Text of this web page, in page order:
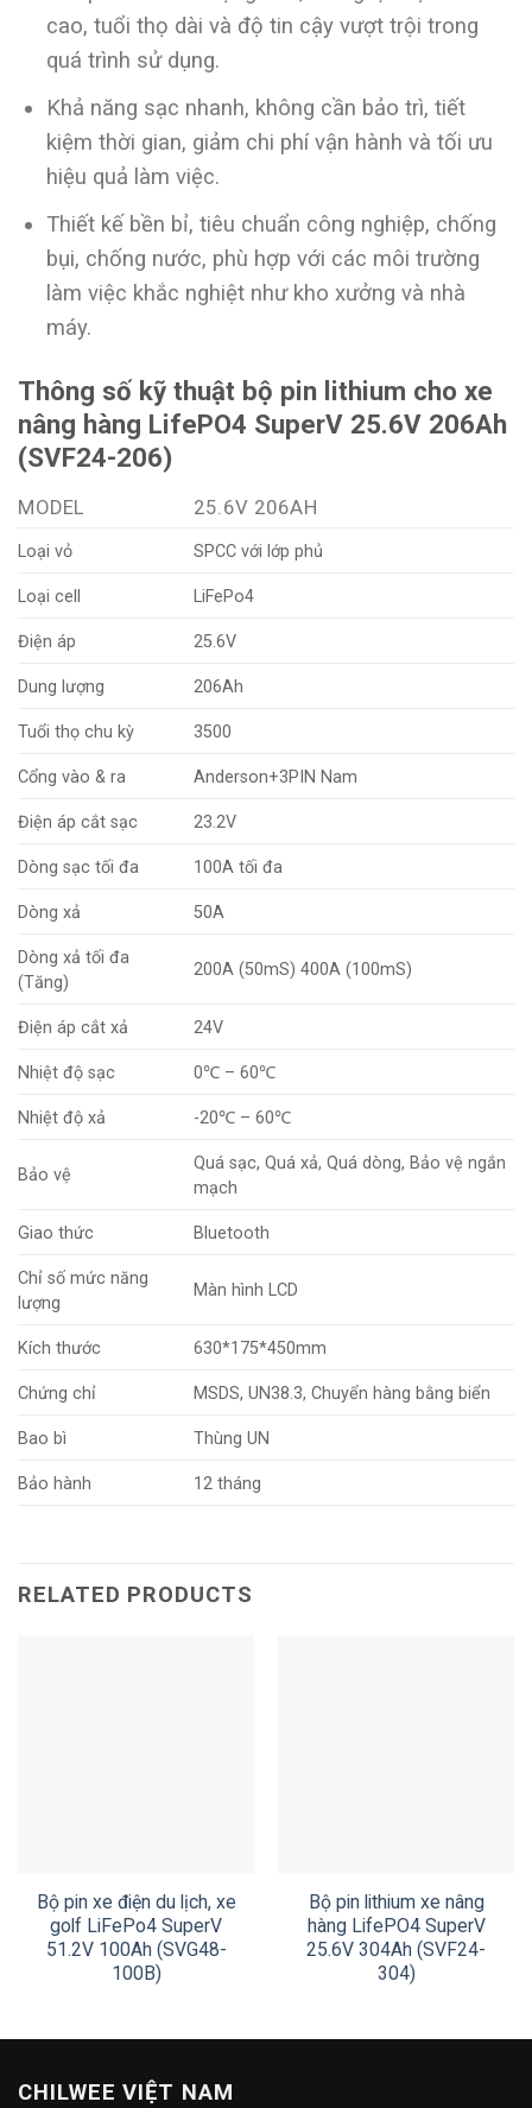
cao, tuổi thọ dài và độ tin cậy vượt trội trong
quá trình sử dụng.
Khả năng sạc nhanh, không cần bảo trì, tiết
kiệm thời gian, giảm chi phí vận hành và tối ưu
hiệu quả làm việc.
Thiết kế bền bỉ, tiêu chuẩn công nghiệp, chống
bụi, chống nước, phù hợp với các môi trường
làm việc khắc nghiệt như kho xưởng và nhà
máy.
Thông số kỹ thuật bộ pin lithium cho xe
nâng hàng LifePO4 SuperV 25.6V 206Ah
(SVF24-206)
MODEL 25.6V 206AH
Loại vỏ SPCC với lớp phủ
Loại cell LiFePo4
Điện áp 25.6V
Dung lượng 206Ah
Tuổi thọ chu kỳ 3500
Cổng vào & ra Anderson+3PIN Nam
Điện áp cắt sạc 23.2V
Dòng sạc tối đa 100A tối đa
Dòng xả 50A
Dòng xả tối đa
(Tăng)
200A (50mS) 400A (100mS)
Điện áp cắt xả 24V
Nhiệt độ sạc 0℃ – 60℃
Nhiệt độ xả -20℃ – 60℃
Bảo vệ
Quá sạc, Quá xả, Quá dòng, Bảo vệ ngắn
mạch
Giao thức Bluetooth
Chỉ số mức năng
lượng
Màn hình LCD
Kích thước 630*175*450mm
Chứng chỉ MSDS, UN38.3, Chuyển hàng bằng biển
Bao bì Thùng UN
Bảo hành 12 tháng
RELATED PRODUCTS
Bộ pin xe điện du lịch, xe
golf LiFePo4 SuperV
51.2V 100Ah (SVG48-
100B)
Bộ pin lithium xe nâng
hàng LifePO4 SuperV
25.6V 304Ah (SVF24-
304)
CHILWEE VIỆT NAM